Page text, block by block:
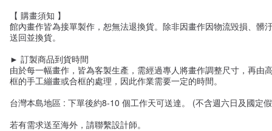
【 購畫須知 】
館內畫作皆為接單製作，恕無法退換貨。除非因畫作因物流毀損、髒
送回並換貨。
► 訂製商品到貨時間
由於每一幅畫作，皆為客製生產，需經過專人將畫作調整尺寸，再由
框的手工繃畫或合框的處理，因此作業需要一定的時間。
台灣本島地區 : 下單後約8-10 個工作天可送達。 (不含週六日及國定
若有需求送至海外，請聯繫設計師。